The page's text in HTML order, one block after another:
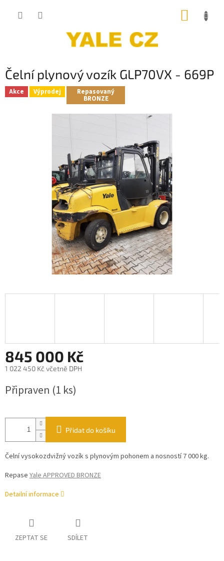
Čelní plynový vozík GLP70VX - 669P
Akce Výprodej Repasovaný
BRONZE
845 000 Kč
1 022 450 Kč včetně DPH
cena:
Připraven (1 ks)
Přidat do košíku
Čelní vysokozdvižný vozík s plynovým pohonem a nosností 7 000 kg.
Repase Yale APPROVED BRONZE
Detailní informace
ZEPTAT SE SDÍLET